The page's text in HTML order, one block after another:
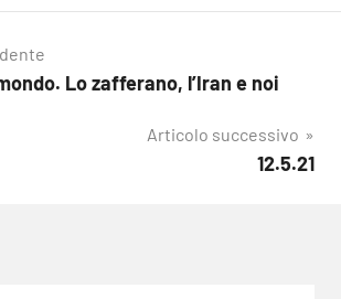
Lo zafferano, l’Iran e noi
Articolo successivo
12.5.21